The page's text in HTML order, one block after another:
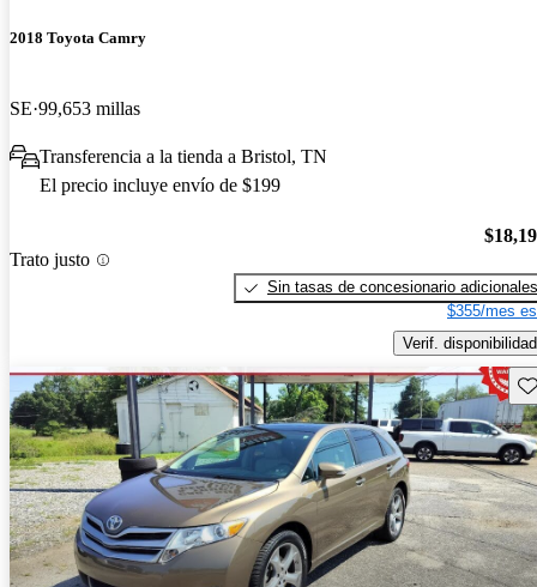
2018 Toyota Camry
SE 99,653 millas
Transferencia a la tienda a Bristol, TN
El precio incluye envío de $199
Trato justo
Sin tasas de concesionario adicionales
$355/mes
Verif. disponibilidad